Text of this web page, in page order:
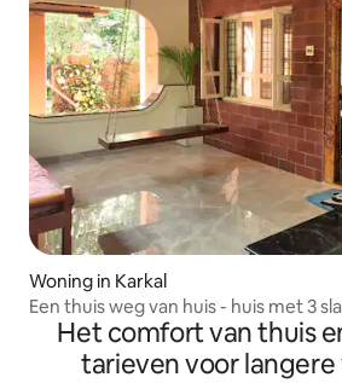
Woning in Karkal
Een thuis weg van huis - huis met 3
Het comfort van thuis
tarieven voor